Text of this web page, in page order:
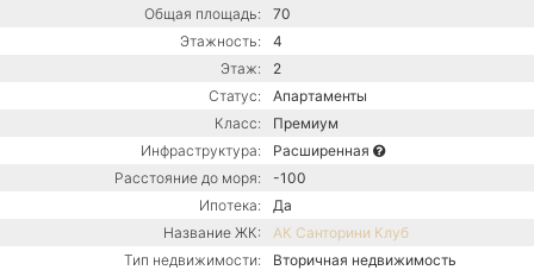
Общая площадь:
70
Этажность:
4
Этаж:
2
Статус:
Апартаменты
Класс:
Премиум
Инфраструктура:
Расширенная
Расстояние до моря:
-100
Ипотека:
Да
Название ЖК:
АК Санторини Клуб
Тип недвижимости:
Вторичная недвижимость